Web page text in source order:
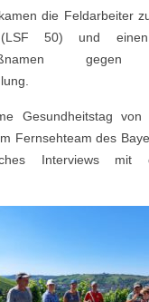
die Feldarbeiter
(LSF 50) und
Gesundheitstag
Fernsehteam des
Interviews mit